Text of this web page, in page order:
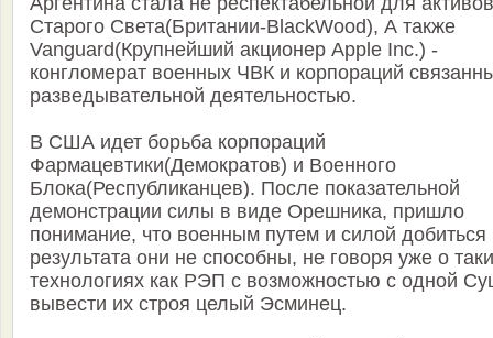
Старого Света(Британии-BlackWood), А также
Vanguard(Крупнейший акционер Apple Inc.) -
конгломерат военных ЧВК и корпораций
разведывательной деятельностью.
В США идет борьба корпораций
Фармацевтики(Демократов) и Военного
Блока(Республиканцев). После показательной
демонстрации силы в виде Орешника, пришло
понимание, что военным путем и силой добиться
результата они не способны, не говоря уже о
технологиях как РЭП с возможностью с одной
вывести их строя целый Эсминец.